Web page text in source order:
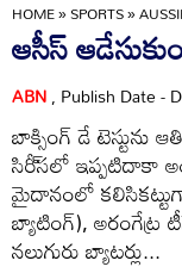
HOME»SPORTS»
ఆసీస్‌
ABN, Publish Date -
బాక్సింగ్‌ డే టెస్టును
సిరీ్‌సలో ఇప్పటిదాకా
మైదానంలో
బ్యాటింగ్‌),
నలుగురు బ్యాటర్లు...